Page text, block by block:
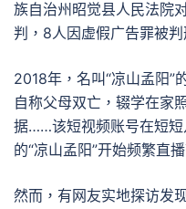
族自治州昭觉县人民法院
判，8人因虚假广告罪被判
2018年，名叫“凉山孟阳”
自称父母双亡，辍学在家
据……该短视频账号在短
的“凉山孟阳”开始频繁直
然而，有网友实地探访发